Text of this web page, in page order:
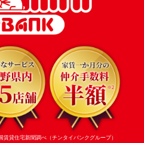
貸住宅新聞調べ（チンタイバンクグループ）